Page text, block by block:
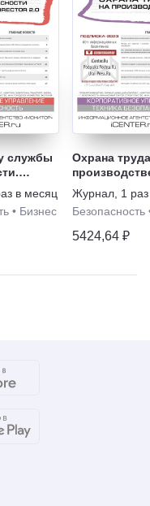
службы
в месяц
• Бизнес
Охрана
Журнал 1
Безопасность
5424,64 ₽